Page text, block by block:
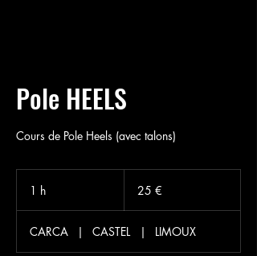
Pole HEELS
Cours de Pole Heels (avec talons)
1 h 25 €
CARCA | CASTEL | LIMOUX